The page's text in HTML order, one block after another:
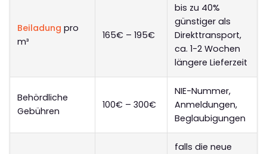
Beiladung pro
m³
165€ – 195€
bis zu 40%
günstiger als
Direkttransport,
ca. 1-2 Wochen
längere Lieferzeit
Behördliche
Gebühren
100€ – 300€
NIE-Nummer,
Anmeldungen,
Beglaubigungen
falls die neue